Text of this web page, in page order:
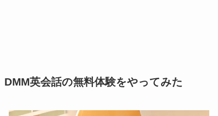
DMM英会話の無料体験をやってみた